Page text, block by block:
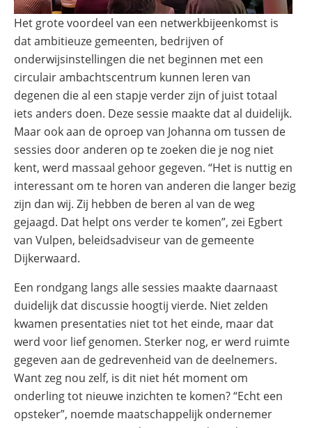
Het grote voordeel van een netwerkbijeenkomst is
dat ambitieuze gemeenten, bedrijven of
onderwijsinstellingen die net beginnen met een
circulair ambachtscentrum kunnen leren van
degenen die al een stapje verder zijn of juist totaal
iets anders doen. Deze sessie maakte dat al duidelijk.
Maar ook aan de oproep van Johanna om tussen de
sessies door anderen op te zoeken die je nog niet
kent, werd massaal gehoor gegeven. “Het is nuttig en
interessant om te horen van anderen die langer bezig
zijn dan wij. Zij hebben de beren al van de weg
gejaagd. Dat helpt ons verder te komen”, zei Egbert
van Vulpen, beleidsadviseur van de gemeente
Dijkerwaard.
Een rondgang langs alle sessies maakte daarnaast
duidelijk dat discussie hoogtij vierde. Niet zelden
kwamen presentaties niet tot het einde, maar dat
werd voor lief genomen. Sterker nog, er werd ruimte
gegeven aan de gedrevenheid van de deelnemers.
Want zeg nou zelf, is dit niet hét moment om
onderling tot nieuwe inzichten te komen? “Echt een
opsteker”, noemde maatschappelijk ondernemer